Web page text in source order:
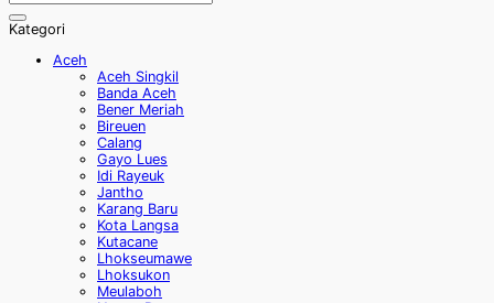
Kategori
Aceh
Aceh Singkil
Banda Aceh
Bener Meriah
Bireuen
Calang
Gayo Lues
Idi Rayeuk
Jantho
Karang Baru
Kota Langsa
Kutacane
Lhokseumawe
Lhoksukon
Meulaboh